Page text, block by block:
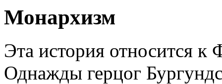
Монархизм
Эта история относится к
Однажды герцог